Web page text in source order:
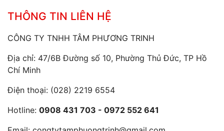
THÔNG TIN LIÊN HỆ
CÔNG TY TNHH TÂM PHƯƠNG TRINH
Địa chỉ: 47/6B Đường số 10, Phường Thủ Đức, TP Hồ
Chí Minh
Điện thoại: (028) 2219 6554
Hotline: 0908 431 703 - 0972 552 641